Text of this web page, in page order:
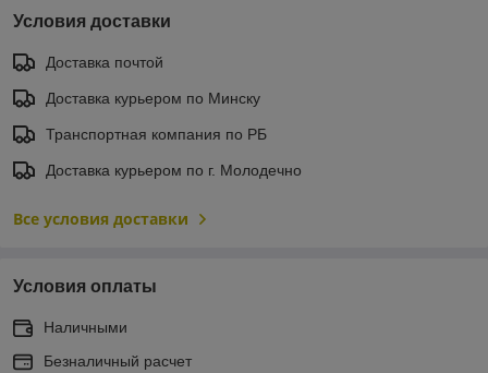
Условия доставки
Доставка почтой
Доставка курьером по Минску
Транспортная компания по РБ
Доставка курьером по г. Молодечно
Все условия доставки
Условия оплаты
Наличными
Безналичный расчет